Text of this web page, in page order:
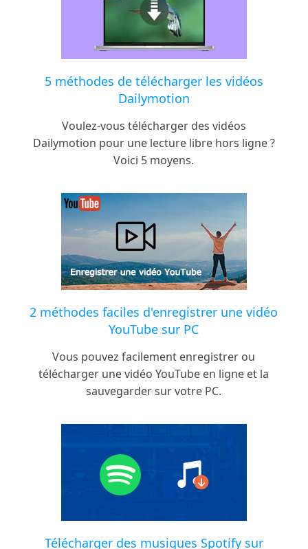
5 méthodes de télécharger les vidéos
Dailymotion
Voulez-vous télécharger des vidéos
Dailymotion pour une lecture libre hors ligne ?
Voici 5 moyens.
2 méthodes faciles d'enregistrer une vidéo
YouTube sur PC
Vous pouvez facilement enregistrer ou
télécharger une vidéo YouTube en ligne et la
sauvegarder sur votre PC.
Télécharger des musiques Spotify sur